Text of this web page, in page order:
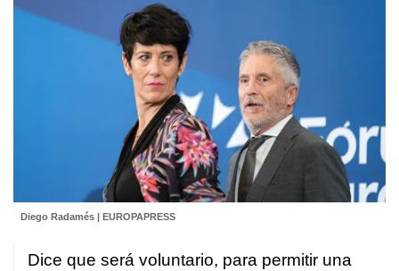
Diego Radamés | EUROPAPRESS
Dice que será voluntario, para permitir una